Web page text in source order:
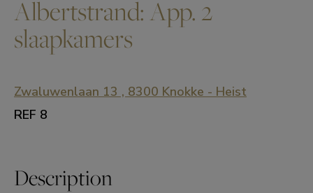
Albertstrand: App. 2
slaapkamers
Zwaluwenlaan 13 , 8300 Knokke - Heist
REF 8
Description